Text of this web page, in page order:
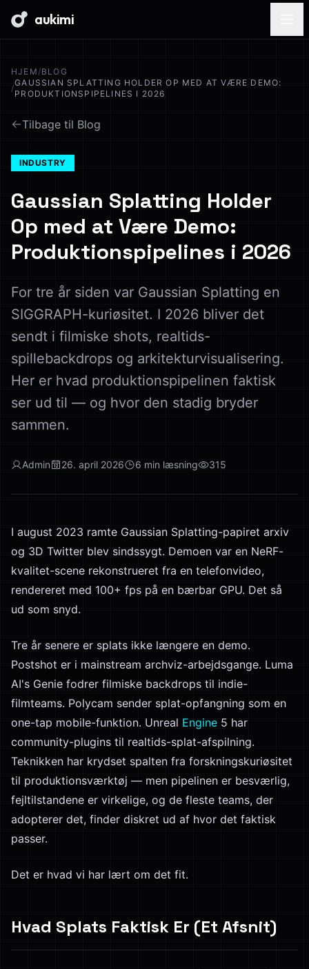
aukimi
HJEM /BLOG
/
GAUSSIAN SPLATTING HOLDER OP MED AT VÆRE DEMO:
PRODUKTIONSPIPELINES I 2026
Tilbage til Blog
INDUSTRY
Gaussian Splatting Holder
Op med at Være Demo:
Produktionspipelines i 2026
For tre år siden var Gaussian Splatting en
SIGGRAPH-kuriøsitet. I 2026 bliver det
sendt i filmiske shots, realtids-
spillebackdrops og arkitekturvisualisering.
Her er hvad produktionspipelinen faktisk
ser ud til — og hvor den stadig bryder
sammen.
Admin 26. april 2026 6 min læsning 315
I august 2023 ramte Gaussian Splatting-papiret arxiv
og 3D Twitter blev sindssygt. Demoen var en NeRF-
kvalitet-scene rekonstrueret fra en telefonvideo,
rendereret med 100+ fps på en bærbar GPU. Det så
ud som snyd.
Tre år senere er splats ikke længere en demo.
Postshot er i mainstream archviz-arbejdsgange. Luma
AI's Genie fodrer filmiske backdrops til indie-
filmteams. Polycam sender splat-opfangning som en
one-tap mobile-funktion. Unreal Engine 5 har
community-plugins til realtids-splat-afspilning.
Teknikken har krydset spalten fra forskningskuriøsitet
til produktionsværktøj — men pipelinen er besværlig,
fejltilstandene er virkelige, og de fleste teams, der
adopterer det, finder diskret ud af hvor det faktisk
passer.
Det er hvad vi har lært om det fit.
Hvad Splats Faktisk Er (Et Afsnit)